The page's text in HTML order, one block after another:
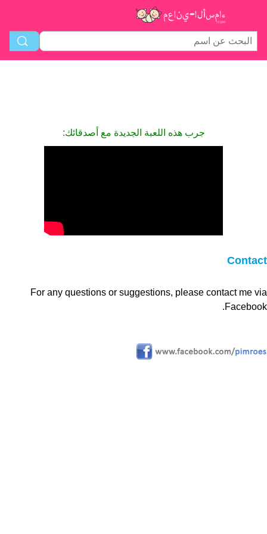
جرب هذه اللعبة الجديدة مع أصدقائك:
Contact
For any questions or suggestions, please contact me via
Facebook.